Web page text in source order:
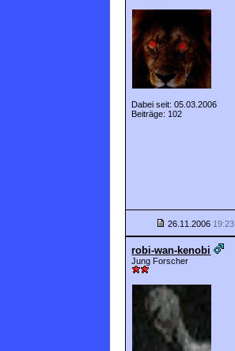
Dabei seit: 05.03.2006
Beiträge: 102
26.11.2006 19:23
robi-wan-kenobi
Jung Forscher